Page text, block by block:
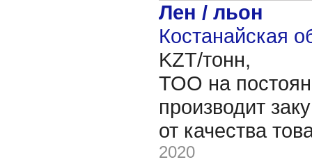
Лен / льон
Костанайская
KZT/тонн,
ТОО на
производит
от качества
2020